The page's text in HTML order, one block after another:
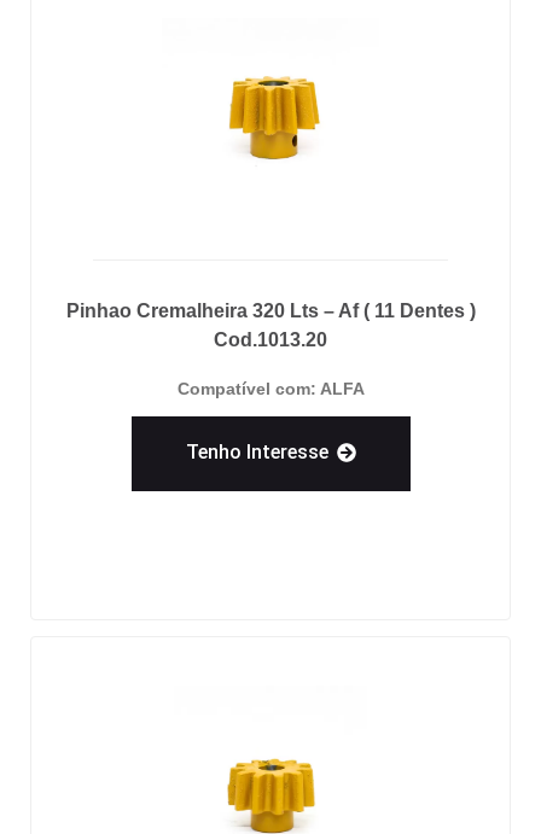
Pinhao Cremalheira 320 Lts – Af ( 11 Dentes )
Cod.1013.20
Compatível com: ALFA
Tenho Interesse